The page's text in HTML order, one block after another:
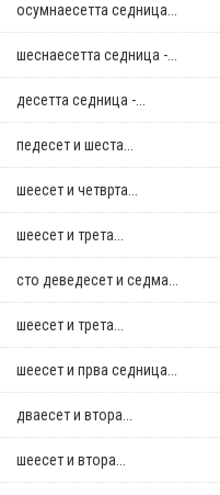
осумнaесетта седница...
шеснаесетта седница -...
десетта седница -...
педесет и шеста...
шеесет и четврта...
шеесет и трета...
сто деведесет и седма...
шеесет и трета...
шеесет и прва седница...
дваесет и втора...
шеесет и втора...